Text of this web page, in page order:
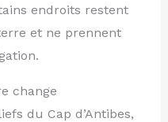
endroits restent
et ne prennent
change
du Cap d’Antibes,